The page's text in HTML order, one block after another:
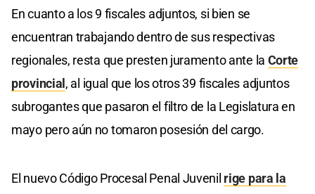
En cuanto a los 9 fiscales adjuntos, si bien se
encuentran trabajando dentro de sus respectivas
regionales, resta que presten juramento ante la Corte
provincial , al igual que los otros 39 fiscales adjuntos
subrogantes que pasaron el filtro de la Legislatura en
mayo pero aún no tomaron posesión del cargo.
El nuevo Código Procesal Penal Juvenil rige para la